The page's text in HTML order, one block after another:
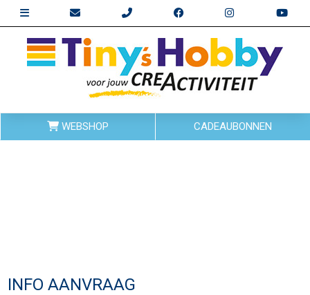
WEBSHOP CADEAUBONNEN
INFO AANVRAAG